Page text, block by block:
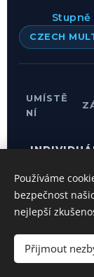
Stupně
CZECH
UMÍSTĚ
NÍ
1.
MÍST
O
2.
Používáme
bezpečnost
nejlepší
Přijmout